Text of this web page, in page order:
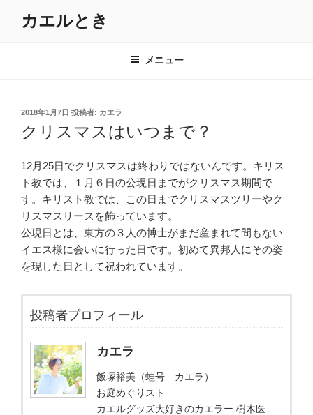
カエルとき
メニュー
投
日:
2018年1月7日 投稿者: カエラ
クリスマスはいつまで？
12月25日でクリスマスは終わりではないんです。キリス
ト教では、１月６日の公現日までがクリスマス期間で
す。キリスト教では、この日までクリスマスツリーやク
リスマスリースを飾っています。
公現日とは、東方の３人の博士がまだ産まれて間もない
イエス様に会いに行った日です。初めて異邦人にその姿
を現した日として祝われています。
投稿者プロフィール
カエラ
飯塚裕美（蛙号 カエラ）
お庭めぐりスト
カエルグッズ大好きのカエラー 樹木医